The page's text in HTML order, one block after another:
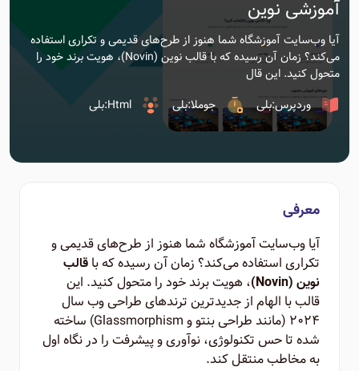
آموزشی نوین
آیا وب‌سایت آموزشگاه شما هنوز از طرح‌های قدیمی و تکراری استفاده
می‌کند؟ زمان آن رسیده که با قالب نوین (Novin)، هویت برند خود را
متحول کنید. این قال
وردپرس:بلی
جوملا:بلی Html:بلی
معرفی
آیا وب‌سایت آموزشگاه شما هنوز از طرح‌های قدیمی و
تکراری استفاده می‌کند؟ زمان آن رسیده که باقالب
نوین (Novin)
، هویت برند خود را متحول کنید. این
قالب با الهام از جدیدترین ترندهای طراحی وب سال
۲۰۲۴ (مانند طراحی بنتو و Glassmorphism) ساخته
شده تا حس تکنولوژی، نوآوری و پیشرفت را در نگاه اول
به مخاطب منتقل کند.